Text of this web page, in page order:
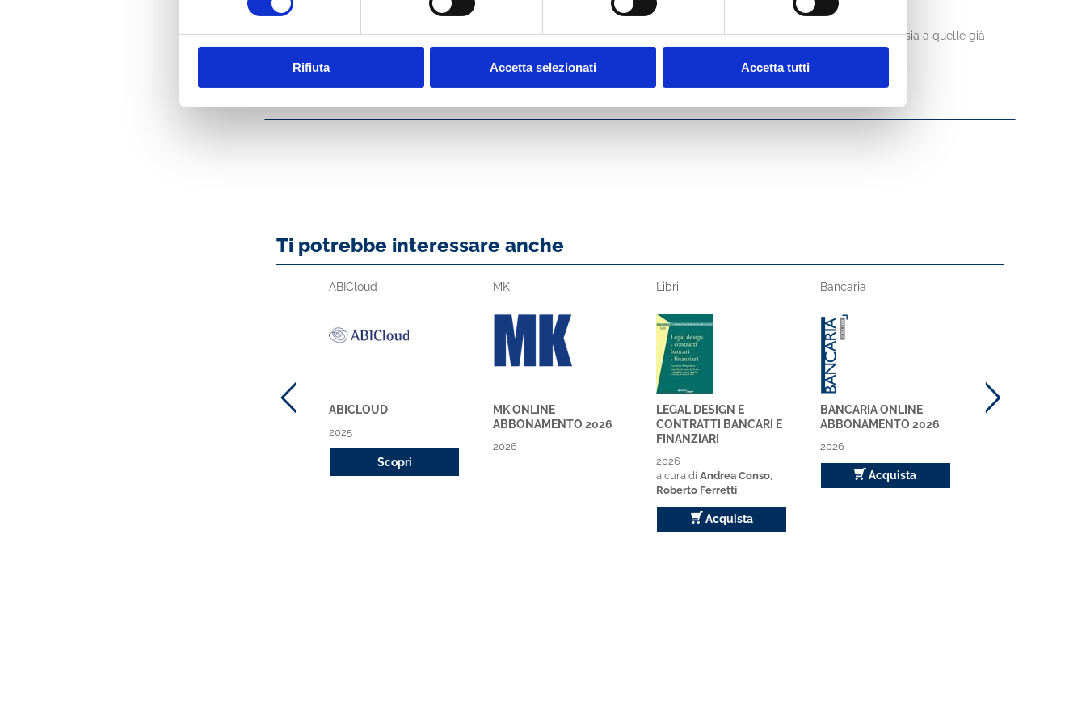
Rifiuta Accetta selezionati Accetta tutti
A chi ci rivolgiamo?
Questo libro è destinato sia alle banche che si trovano nelle fasi decisionali di lancio e apertura di uno o più canali social, sia a quelle già
presenti ma che desiderano ottimizzare l’efficacia delle loro iniziative di social business.
Ti potrebbe interessare anche
ABICLOUD
Bancaria
BANCARIA ONLINE
ABBONAMENTO 2026
2026
Acquista
Libri
LEGAL DESIGN E
CONTRATTI BANCARI E
FINANZIARI
2026
a cura di Andrea Conso,
Roberto Ferretti
Acquista
MK
MK ONLINE
ABBONAMENTO 2026
2026
ABICloud
ABICLOUD
2025
Scopri